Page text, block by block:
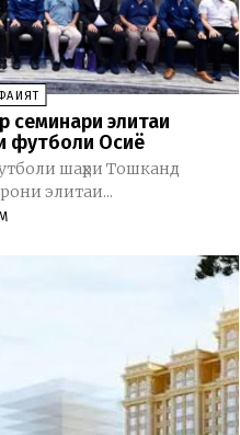
семинари элитаи
футболи Осиё
шаҳри Тошканд
элитаи...